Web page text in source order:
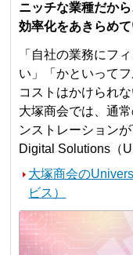
ニッチな業種だか
効率化をあきらめ
「自社の業務にフ
い」「かといって
コストはかけられ
大塚商会では、通
ンストレーション
Digital Solutions（
大塚商会の
ビス）